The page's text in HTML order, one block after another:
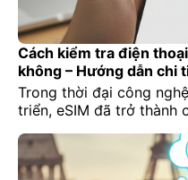
Cách kiểm tra điện
không – Hướng dẫn chi
Trong thời đại công
triển, eSIM đã trở thành
thoại của mình có hỗ trợ
tra trước khi mua eSIM